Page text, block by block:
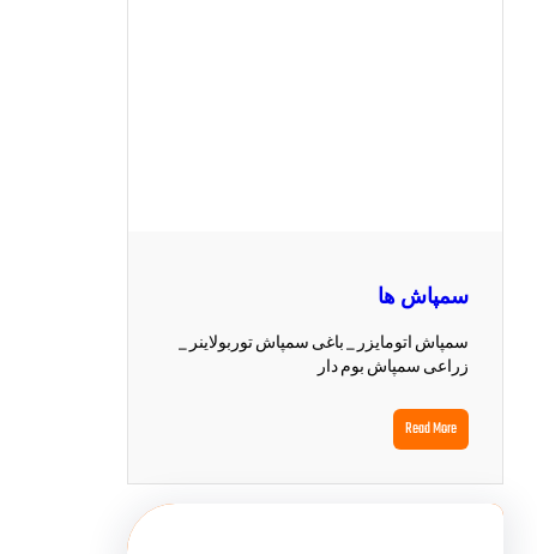
سمپاش ها
سمپاش اتومایزر _ باغی سمپاش توربولاینر _
زراعی سمپاش بوم دار
Read More